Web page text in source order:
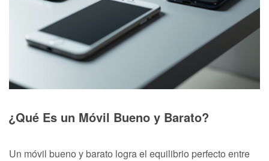
¿Qué Es un Móvil Bueno y Barato?
Un móvil bueno y barato logra el equilibrio perfecto entre